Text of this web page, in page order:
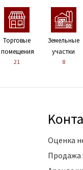
Торговые
помещения
21
Земельные
участки
8
Оценка
Продажа